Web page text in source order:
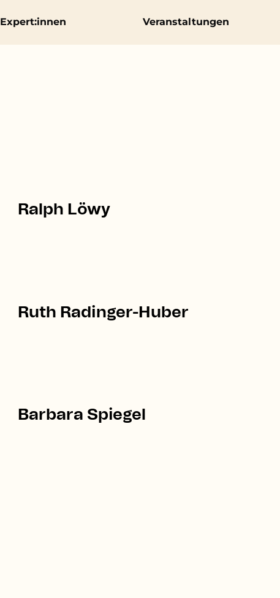
Expert:innen Veranstaltungen
Ralph Löwy
Ruth Radinger-Huber
Barbara Spiegel